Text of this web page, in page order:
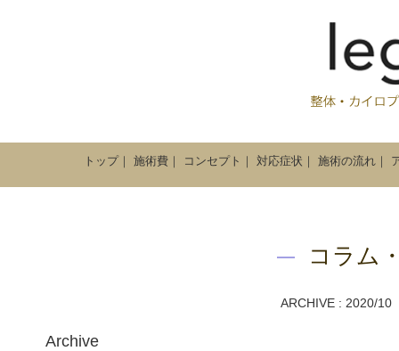
トップ｜ 施術費 ｜ コンセプト ｜ 対応症状 ｜ 施術の流れ ｜
コラム
Archive
ARCHIVE : 2020/10